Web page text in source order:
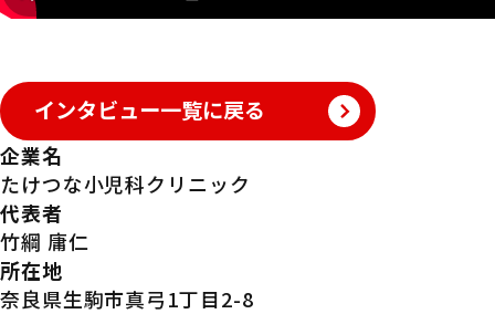
インタビュー一覧に戻る
企業名
たけつな小児科クリニック
代表者
竹綱 庸仁
所在地
奈良県生駒市真弓1丁目2-8